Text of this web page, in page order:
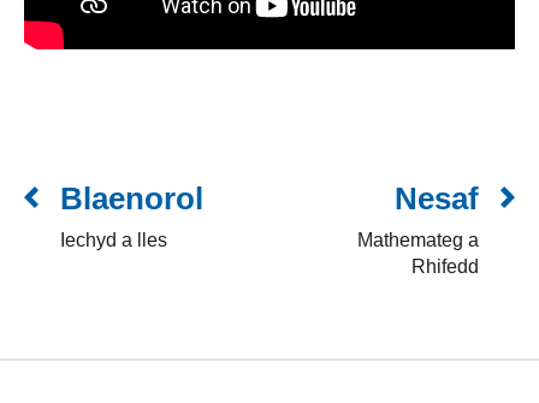
Blaenorol
Iechyd a lles
Nesaf
Mathemateg a
Rhifedd